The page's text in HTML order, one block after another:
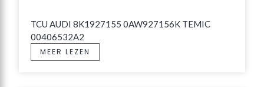
TCU AUDI 8K1927155 0AW927156K TEMIC
00406532A2
MEER LEZEN